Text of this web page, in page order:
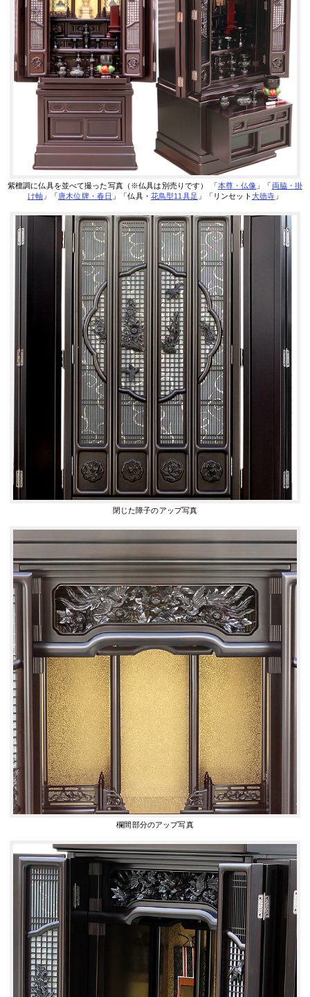
紫檀調に仏具を並べて撮った写真（※仏具は別売りです） 「本尊・仏像 」「両脇・掛
け軸」「唐木位牌・春日 」「仏具・ 花鳥型11具足 」「リンセット大徳寺 」
閉じた障子のアップ写真
欄間部分のアップ写真